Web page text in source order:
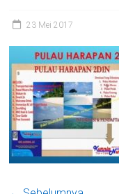
23 Mei 2017